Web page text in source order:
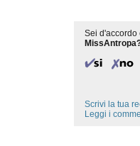
Sei d'accordo
Scrivi la tua
Leggi i